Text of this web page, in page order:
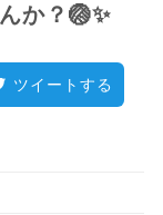
か？🏐✨
ツイートする